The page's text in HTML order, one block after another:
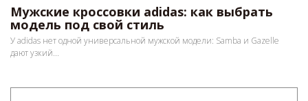
Мужские кроссовки adidas: как выбрать
модель под свой стиль
У adidas нет одной универсальной мужской модели: Samba и Gazelle
дают узкий...